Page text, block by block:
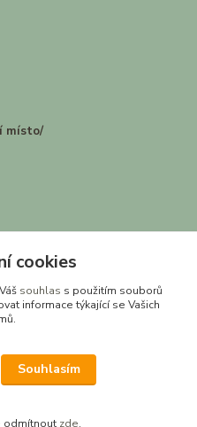
místo/
cookies
souhlas s použitím souborů
informace týkající se Vašich
Souhlasím
odmítnout zde.